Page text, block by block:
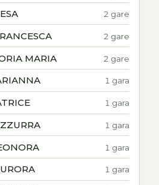
2 gare
2 gare
MARIA 2 gare
1 gara
1 gara
1 gara
1 gara
1 gara